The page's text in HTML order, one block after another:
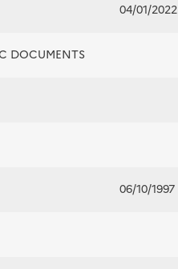
04/01/2022
DOCUMENTS
06/10/1997